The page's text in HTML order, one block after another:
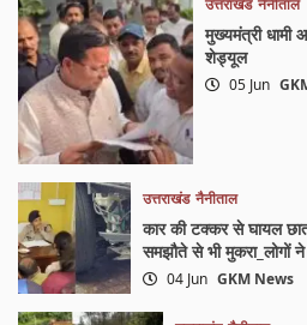
उत्तराखंड नैनीताल
मुख्यमंत्री धामी
शेड्यूल
05 Jun
उत्तराखंड नैनीताल
कार की टक्कर से घायल
समझौते से भी मुकरा_लोगों ने
04 Jun GKM News